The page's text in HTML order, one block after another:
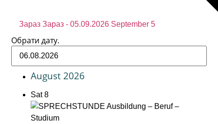
ЗаразЗараз-05.09.2026 September 5
Обрати дату.
August 2026
Sat8